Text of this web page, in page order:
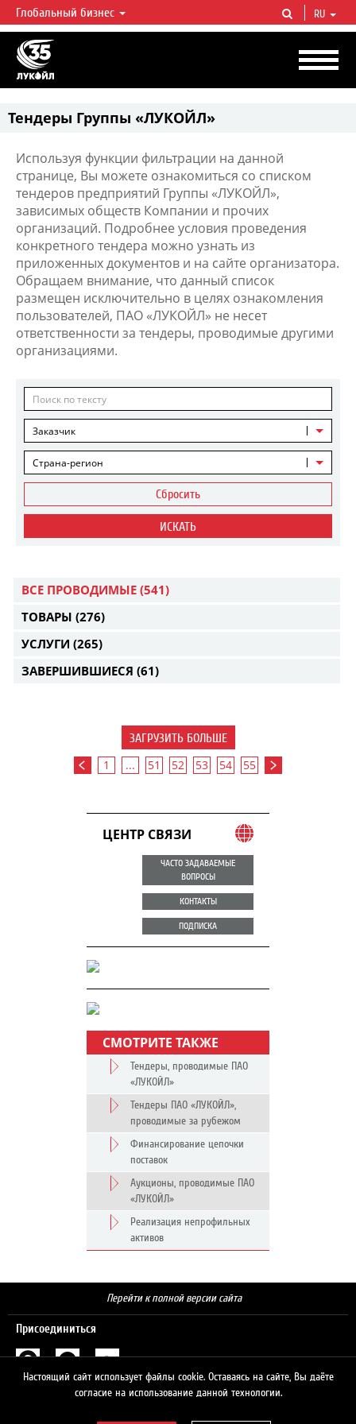
ЛУКОЙЛ СЕГОДНЯ
ЛУКОЙЛ — одна из крупнейших вертикально интегрированных
нефтегазовых компаний в мире, на долю которой приходится более 2%
мировой добычи нефти и около 1% доказанных запасов углеводородов.
Глобальный бизнес RU
Тендеры Группы «ЛУКОЙЛ»
Используя функции фильтрации на данной
странице, Вы можете ознакомиться со списком
тендеров предприятий Группы «ЛУКОЙЛ»,
зависимых обществ Компании и прочих
организаций. Подробнее условия проведения
конкретного тендера можно узнать из
приложенных документов и на сайте организатора.
Обращаем внимание, что данный список
размещен исключительно в целях ознакомления
пользователей, ПАО «ЛУКОЙЛ» не несет
ответственности за тендеры, проводимые другими
организациями.
Заказчик
Страна-регион
Сбросить
ИСКАТЬ
ВСЕ ПРОВОДИМЫЕ (541)
ТОВАРЫ (276)
УСЛУГИ (265)
ЗАВЕРШИВШИЕСЯ (61)
ЗАГРУЗИТЬ БОЛЬШЕ
1 ... 51 52 53 54 55
ЦЕНТР СВЯЗИ
ЧАСТО ЗАДАВАЕМЫЕ
ВОПРОСЫ
КОНТАКТЫ
ПОДПИСКА
СМОТРИТЕ ТАКЖЕ
Тендеры, проводимые ПАО
«ЛУКОЙЛ»
Тендеры ПАО «ЛУКОЙЛ»,
проводимые за рубежом
Финансирование цепочки
поставок
Аукционы, проводимые ПАО
«ЛУКОЙЛ»
Реализация непрофильных
активов
Перейти к полной версии сайта
Присоединиться
Настоящий сайт использует файлы cookie. Оставаясь на сайте, Вы даёте
согласие на использование данной технологии.